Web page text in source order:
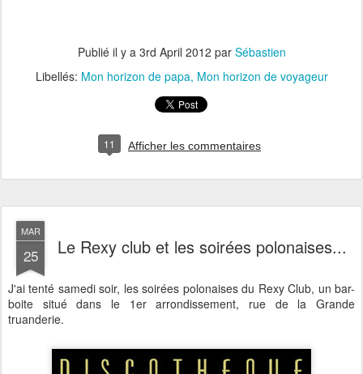
Publié il y a 3rd April 2012 par Sébastien
Libellés: Mon horizon de papa Mon horizon de voyageur
11 Afficher les commentaires
MAR
25 Le Rexy club et les soirées polonaises...
J'ai tenté samedi soir, les soirées polonaises du Rexy Club, un bar-
boite situé dans le 1er arrondissement, rue de la Grande
truanderie.